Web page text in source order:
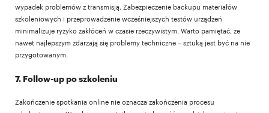
wypadek problemów z transmisją. Zabezpieczenie backupu materiałów
szkoleniowych i przeprowadzenie wcześniejszych testów urządzeń
minimalizuje ryzyko zakłóceń w czasie rzeczywistym. Warto pamiętać, że
nawet najlepszym zdarzają się problemy techniczne – sztuką jest być na nie
przygotowanym.
7. Follow-up po szkoleniu
Zakończenie spotkania online nie oznacza zakończenia procesu